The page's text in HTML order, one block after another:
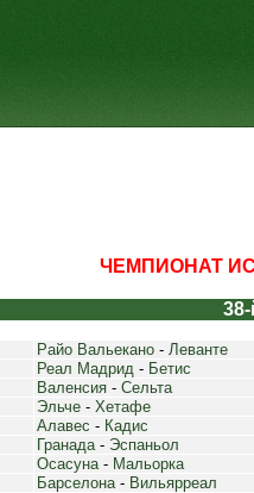
ЧЕМПИОНАТ
Райо Вальекано - Леванте
Реал Мадрид - Бетис
Валенсия - Сельта
Эльче - Хетафе
Алавес - Кадис
Гранада- Эспаньол
Осасуна- Мальорка
Барселона- Вильярреал